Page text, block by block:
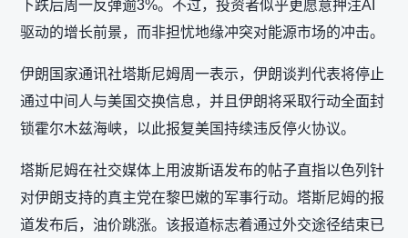
下跌后周一反弹逾3%。不过，投资者似乎更愿意押注AI
驱动的增长前景，而非担忧地缘冲突对能源市场的冲击。
伊朗国家通讯社塔斯尼姆周一表示，伊朗谈判代表将停止
通过中间人与美国交换信息，并且伊朗将采取行动全面封
锁霍尔木兹海峡，以此报复美国持续违反停火协议。
塔斯尼姆在社交媒体上用波斯语发布的帖子直指以色列针
对伊朗支持的真主党在黎巴嫩的军事行动。塔斯尼姆的报
道发布后，油价跳涨。该报道标志着通过外交途径结束已